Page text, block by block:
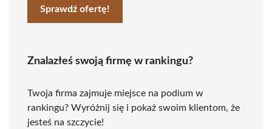
Sprawdź ofertę!
Znalazłeś swoją firmę w rankingu?
Twoja firma zajmuje miejsce na podium w
rankingu? Wyróżnij się i pokaż swoim klientom, że
jesteś na szczycie!